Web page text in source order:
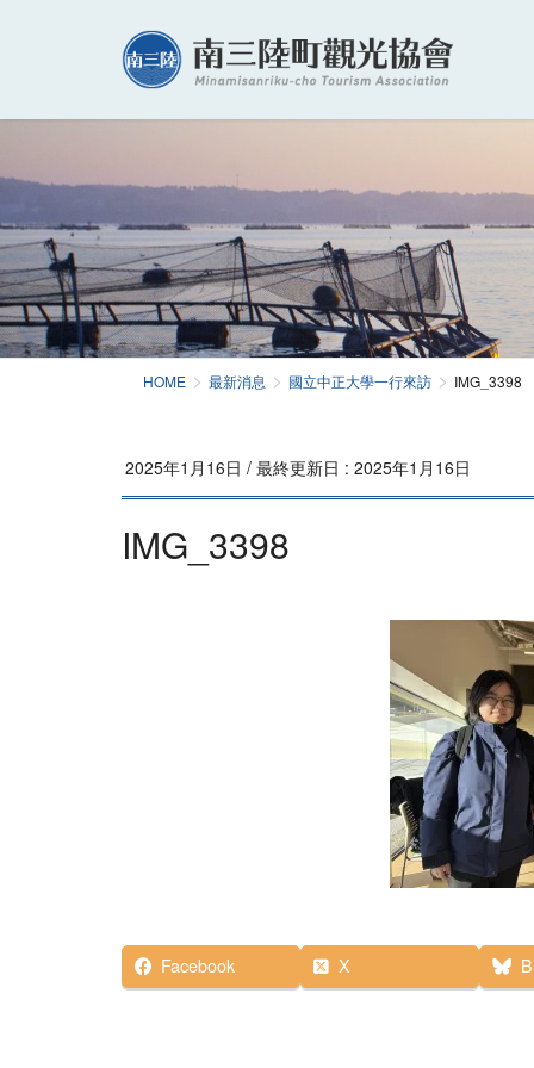
HOME 最新消息 國立中正大學一行來訪 IMG_3398
2025年1月16日 / 最終更新日 : 2025年1月16日
IMG_3398
Facebook X